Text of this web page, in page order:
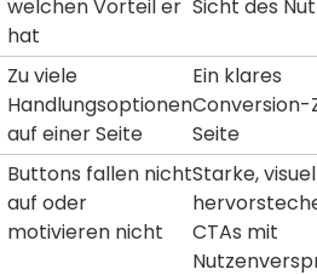
welchen Vorteil er
hat
Sicht des
Zu viele
Handlungsoptionen
auf einer Seite
Ein klares
Conversion-
Seite
Buttons fallen nicht
auf oder
motivieren nicht
Starke,
CTAs mit